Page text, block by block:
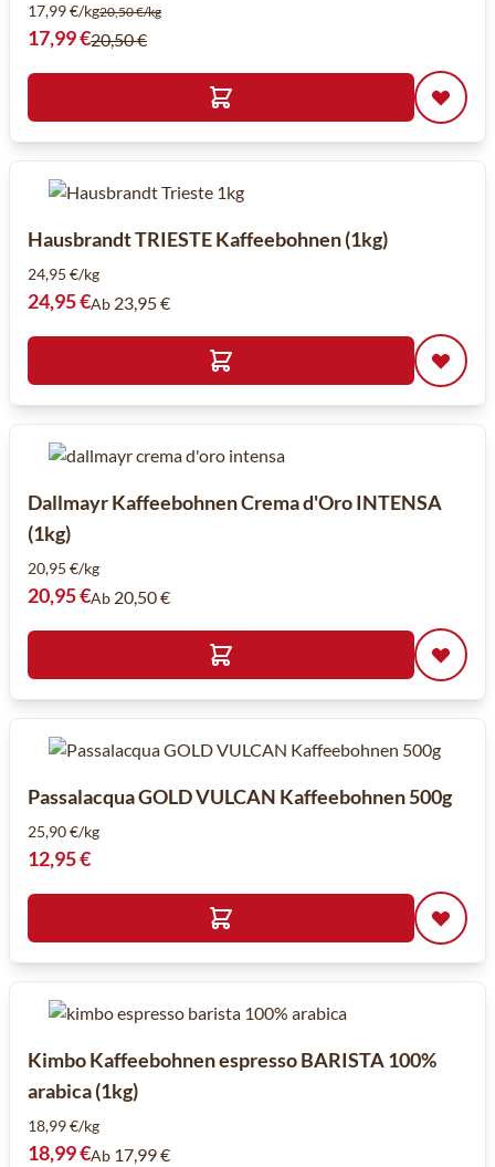
17,99 €/kg20,50 €/kg
Sonderpreis
17,99 €20,50 €
Hausbrandt TRIESTE Kaffeebohnen (1kg)
24,95 €/kg
24,95 €Ab 23,95 €
Dallmayr Kaffeebohnen Crema d'Oro INTENSA
(1kg)
20,95 €/kg
20,95 €Ab 20,50 €
Passalacqua GOLD VULCAN Kaffeebohnen 500g
25,90 €/kg
12,95 €
Kimbo Kaffeebohnen espresso BARISTA 100%
arabica (1kg)
18,99 €/kg
18,99 €Ab 17,99 €